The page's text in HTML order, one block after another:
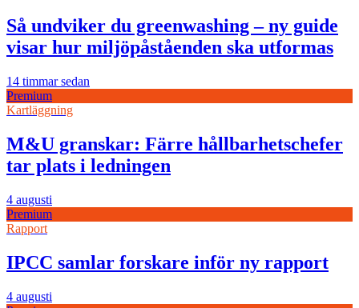
Så undviker du greenwashing – ny guide
visar hur miljöpåståenden ska utformas
14 timmar sedan
Premium
Kartläggning
M&U granskar: Färre hållbarhetschefer
tar plats i ledningen
4 augusti
Premium
Rapport
IPCC samlar forskare inför ny rapport
4 augusti